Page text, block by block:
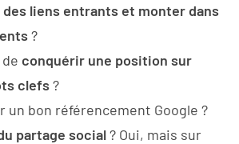
liens entrants et monter dans
?
conquérir une position sur
clefs?
un bon référencement Google ?
partage social? Oui, mais sur